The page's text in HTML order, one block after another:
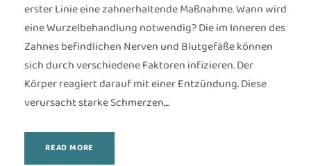
erster Linie eine zahnerhaltende Maßnahme. Wann wird
eine Wurzelbehandlung notwendig? Die im Inneren des
Zahnes befindlichen Nerven und Blutgefäße können
sich durch verschiedene Faktoren infizieren. Der
Körper reagiert darauf mit einer Entzündung. Diese
verursacht starke Schmerzen,...
READ MORE